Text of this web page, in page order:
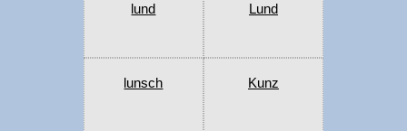
lund Lund
lunsch Kunz